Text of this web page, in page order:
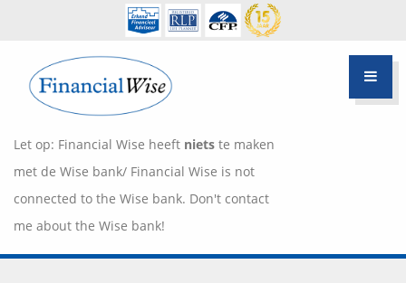
Let op: Financial Wise heeft niets te maken
met de Wise bank/ Financial Wise is not
connected to the Wise bank. Don't contact
me about the Wise bank!